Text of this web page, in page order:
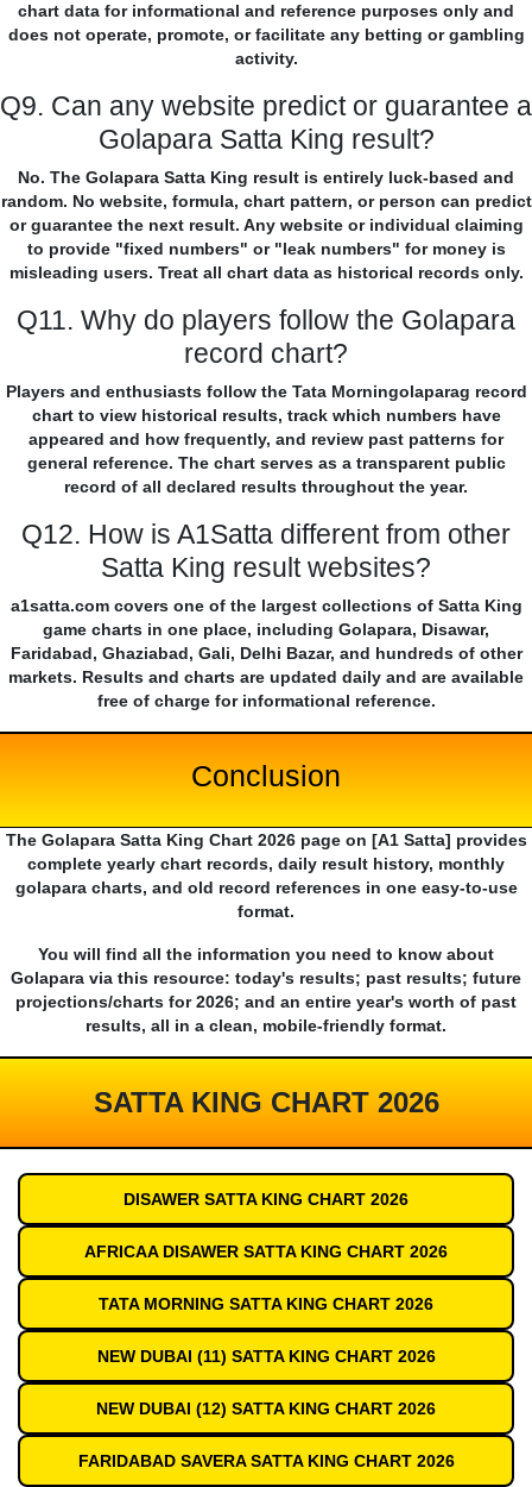
chart data for informational and reference purposes only and
does not operate, promote, or facilitate any betting or gambling
activity.
Q9. Can any website predict or guarantee a
Golapara Satta King result?
No. The Golapara Satta King result is entirely luck-based and
random. No website, formula, chart pattern, or person can predict
or guarantee the next result. Any website or individual claiming
to provide "fixed numbers" or "leak numbers" for money is
misleading users. Treat all chart data as historical records only.
Q11. Why do players follow the Golapara
record chart?
Players and enthusiasts follow the Tata Morningolaparag record
chart to view historical results, track which numbers have
appeared and how frequently, and review past patterns for
general reference. The chart serves as a transparent public
record of all declared results throughout the year.
Q12. How is A1Satta different from other
Satta King result websites?
a1satta.com covers one of the largest collections of Satta King
game charts in one place, including Golapara, Disawar,
Faridabad, Ghaziabad, Gali, Delhi Bazar, and hundreds of other
markets. Results and charts are updated daily and are available
free of charge for informational reference.
Conclusion
The Golapara Satta King Chart 2026 page on [A1 Satta] provides
complete yearly chart records, daily result history, monthly
golapara charts, and old record references in one easy-to-use
format.
You will find all the information you need to know about
Golapara via this resource: today's results; past results; future
projections/charts for 2026; and an entire year's worth of past
results, all in a clean, mobile-friendly format.
SATTA KING CHART 2026
DISAWER SATTA KING CHART 2026
AFRICAA DISAWER SATTA KING CHART 2026
TATA MORNING SATTA KING CHART 2026
NEW DUBAI (11) SATTA KING CHART 2026
NEW DUBAI (12) SATTA KING CHART 2026
FARIDABAD SAVERA SATTA KING CHART 2026